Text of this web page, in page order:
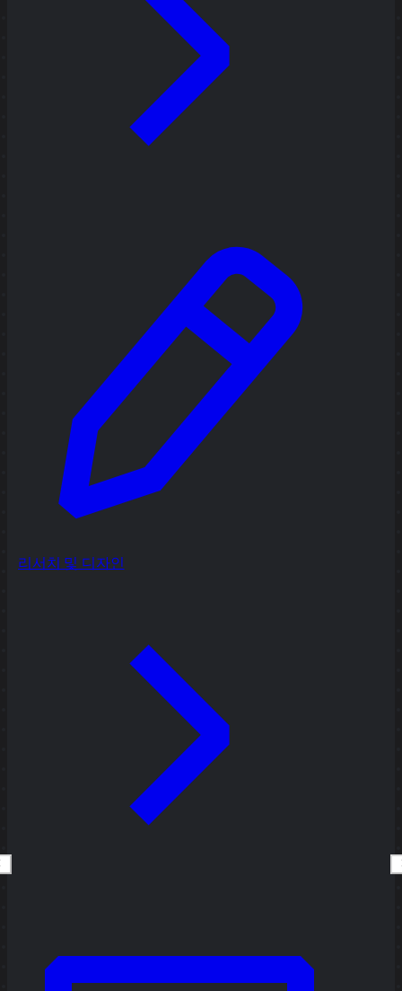
리서치 및 디자인